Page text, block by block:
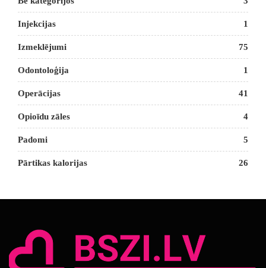
Injekcijas 1
Izmeklējumi 75
Odontoloģija 1
Operācijas 41
Opioīdu zāles 4
Padomi 5
Pārtikas kalorijas 26